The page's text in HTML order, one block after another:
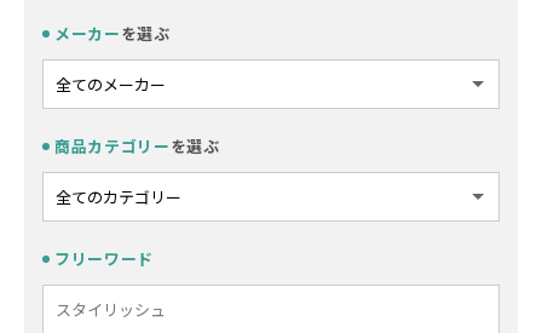
メーカーを選ぶ
商品カテゴリーを選ぶ
フリーワード